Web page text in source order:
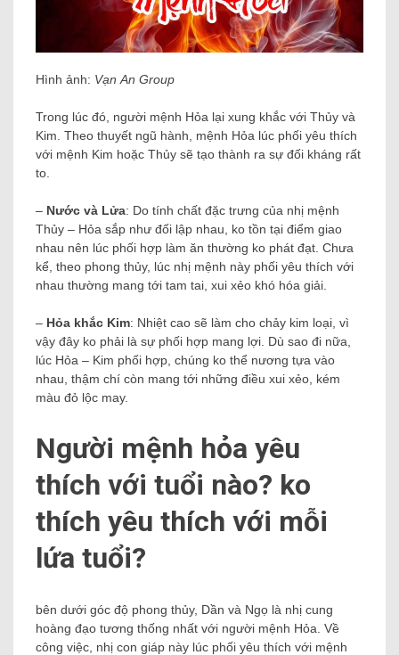
Hình ảnh: Vạn An Group
Trong lúc đó, người mệnh Hỏa lại xung khắc với Thủy và
Kim. Theo thuyết ngũ hành, mệnh Hỏa lúc phối yêu thích
với mệnh Kim hoặc Thủy sẽ tạo thành ra sự đối kháng rất
to.
– Nước và Lửa: Do tính chất đặc trưng của nhị mệnh
Thủy – Hỏa sắp như đối lập nhau, ko tồn tại điểm giao
nhau nên lúc phối hợp làm ăn thường ko phát đạt. Chưa
kể, theo phong thủy, lúc nhị mệnh này phối yêu thích với
nhau thường mang tới tam tai, xui xẻo khó hóa giải.
– Hỏa khắc Kim: Nhiệt cao sẽ làm cho chảy kim loại, vì
vậy đây ko phải là sự phối hợp mang lợi. Dù sao đi nữa,
lúc Hỏa – ​​Kim phối hợp, chúng ko thể nương tựa vào
nhau, thậm chí còn mang tới những điều xui xẻo, kém
màu đỏ lộc may.
Người mệnh hỏa yêu
thích với tuổi nào? ko
thích yêu thích với mỗi
lứa tuổi?
bên dưới góc độ phong thủy, Dần và Ngọ là nhị cung
hoàng đạo tương thống nhất với người mệnh Hỏa. Về
công việc, nhị con giáp này lúc phối yêu thích với mệnh